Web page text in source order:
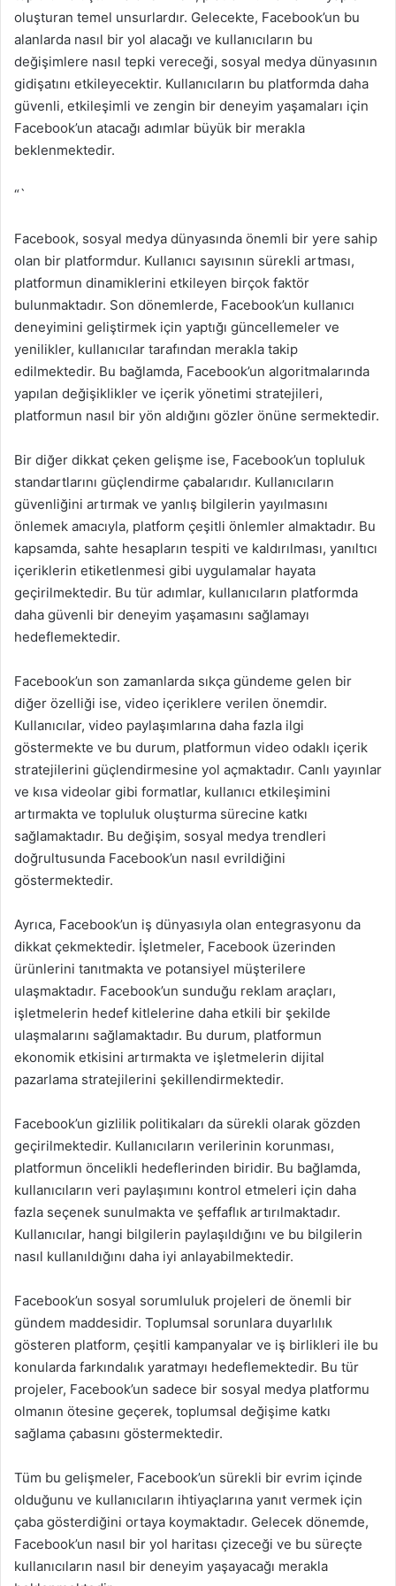
oluşturan temel unsurlardır. Gelecekte, Facebook’un bu
alanlarda nasıl bir yol alacağı ve kullanıcıların bu
değişimlere nasıl tepki vereceği, sosyal medya dünyasının
gidişatını etkileyecektir. Kullanıcıların bu platformda daha
güvenli, etkileşimli ve zengin bir deneyim yaşamaları için
Facebook’un atacağı adımlar büyük bir merakla
beklenmektedir.
“`
Facebook, sosyal medya dünyasında önemli bir yere sahip
olan bir platformdur. Kullanıcı sayısının sürekli artması,
platformun dinamiklerini etkileyen birçok faktör
bulunmaktadır. Son dönemlerde, Facebook’un kullanıcı
deneyimini geliştirmek için yaptığı güncellemeler ve
yenilikler, kullanıcılar tarafından merakla takip
edilmektedir. Bu bağlamda, Facebook’un algoritmalarında
yapılan değişiklikler ve içerik yönetimi stratejileri,
platformun nasıl bir yön aldığını gözler önüne sermektedir.
Bir diğer dikkat çeken gelişme ise, Facebook’un topluluk
standartlarını güçlendirme çabalarıdır. Kullanıcıların
güvenliğini artırmak ve yanlış bilgilerin yayılmasını
önlemek amacıyla, platform çeşitli önlemler almaktadır. Bu
kapsamda, sahte hesapların tespiti ve kaldırılması, yanıltıcı
içeriklerin etiketlenmesi gibi uygulamalar hayata
geçirilmektedir. Bu tür adımlar, kullanıcıların platformda
daha güvenli bir deneyim yaşamasını sağlamayı
hedeflemektedir.
Facebook’un son zamanlarda sıkça gündeme gelen bir
diğer özelliği ise, video içeriklere verilen önemdir.
Kullanıcılar, video paylaşımlarına daha fazla ilgi
göstermekte ve bu durum, platformun video odaklı içerik
stratejilerini güçlendirmesine yol açmaktadır. Canlı yayınlar
ve kısa videolar gibi formatlar, kullanıcı etkileşimini
artırmakta ve topluluk oluşturma sürecine katkı
sağlamaktadır. Bu değişim, sosyal medya trendleri
doğrultusunda Facebook’un nasıl evrildiğini
göstermektedir.
Ayrıca, Facebook’un iş dünyasıyla olan entegrasyonu da
dikkat çekmektedir. İşletmeler, Facebook üzerinden
ürünlerini tanıtmakta ve potansiyel müşterilere
ulaşmaktadır. Facebook’un sunduğu reklam araçları,
işletmelerin hedef kitlelerine daha etkili bir şekilde
ulaşmalarını sağlamaktadır. Bu durum, platformun
ekonomik etkisini artırmakta ve işletmelerin dijital
pazarlama stratejilerini şekillendirmektedir.
Facebook’un gizlilik politikaları da sürekli olarak gözden
geçirilmektedir. Kullanıcıların verilerinin korunması,
platformun öncelikli hedeflerinden biridir. Bu bağlamda,
kullanıcıların veri paylaşımını kontrol etmeleri için daha
fazla seçenek sunulmakta ve şeffaflık artırılmaktadır.
Kullanıcılar, hangi bilgilerin paylaşıldığını ve bu bilgilerin
nasıl kullanıldığını daha iyi anlayabilmektedir.
Facebook’un sosyal sorumluluk projeleri de önemli bir
gündem maddesidir. Toplumsal sorunlara duyarlılık
gösteren platform, çeşitli kampanyalar ve iş birlikleri ile bu
konularda farkındalık yaratmayı hedeflemektedir. Bu tür
projeler, Facebook’un sadece bir sosyal medya platformu
olmanın ötesine geçerek, toplumsal değişime katkı
sağlama çabasını göstermektedir.
Tüm bu gelişmeler, Facebook’un sürekli bir evrim içinde
olduğunu ve kullanıcıların ihtiyaçlarına yanıt vermek için
çaba gösterdiğini ortaya koymaktadır. Gelecek dönemde,
Facebook’un nasıl bir yol haritası çizeceği ve bu süreçte
kullanıcıların nasıl bir deneyim yaşayacağı merakla